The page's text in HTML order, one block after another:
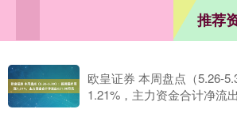
推荐
欧皇证券 本周盘点（5.26-
1.21%，主力资金合计净流